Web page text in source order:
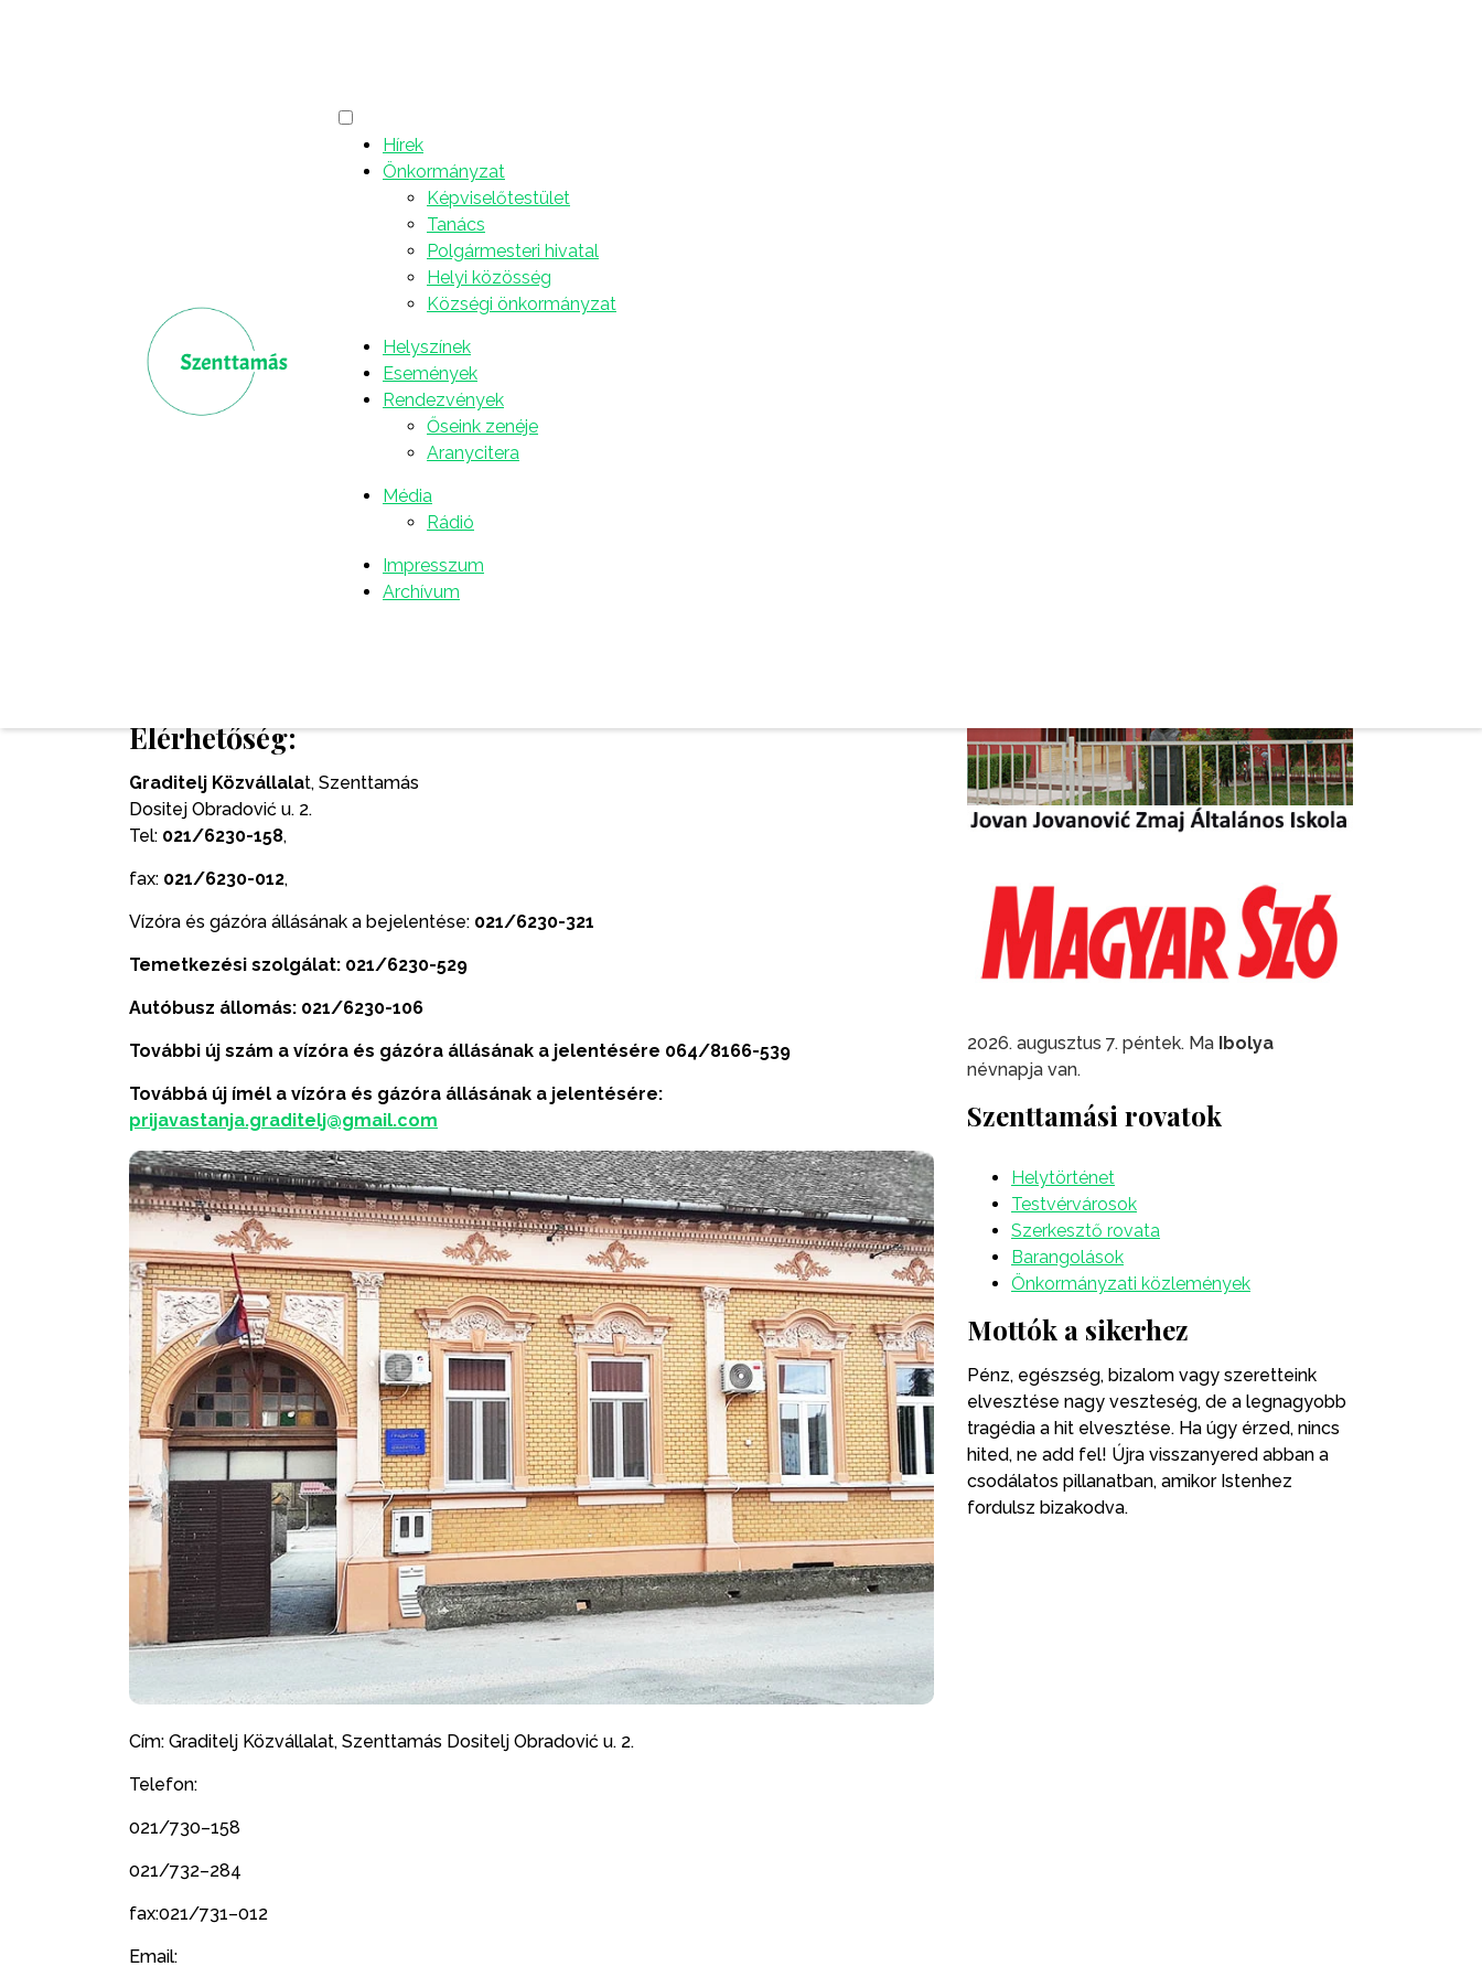
Hírek
Önkormányzat
Képviselőtestület
Tanács
Polgármesteri hivatal
Helyi közösség
Községi önkormányzat
Helyszínek
Események
Rendezvények
Őseink zenéje
Aranycitera
Média
Rádió
Impresszum
Archívum
A szenttamási Graditelj Kommunális Vállalatot a községi képviselő testület alapította 1965.
november 22-én. Elsődleges célja a kommunális tevékenységek mellett a településen lévő
épületek felújítása és karbantartása volt. Idővel az építkezéssel megbízott egység kivált a
vállalatból, és önálló egységként működött tovább, a Graditelj pedig kizárólag a kommunális
munkákkal foglalkozott, többek között a lakosság ivóvízzel való ellátásával, a távfűtéssel, a
szemétkihordással stb.
Az 1980-as évek végétől a mai napig a vállalat tevékenységi körének terjedelme miatt
közvállalattá alakult át. A fentebb említett tevékenységi körökön kívül a temetkezési szolgálat, a
város tisztántartása, a higiéniai szolgáltatások, a piaci- és vásárral kapcsolatos szolgáltatások, a
település zöldövezeteinek a karbantartása, továbbá a városközi buszállomás működtetése
mellett a vállalat az ivóvíz- és a földgáz elosztásával, továbbá ezen hálózatok karbantartásával
is foglalkozik. A cég az utóbbiak mellett a szenttamási távfűtési hálózat, a buszállomás és a
temetkezési kápolna kiépítéséhez is jelentősen hozzájárult.
A Graditelj Közvállalatnak munkaegységei:
– általános, jogi és pénzügyi osztály,
Elérhetőség:
Graditelj Közvállalat, Szenttamás
Dositej Obradović u. 2.
Tel: 021/6230-158,
fax: 021/6230-012,
Vízóra és gázóra állásának a bejelentése: 021/6230-321
Temetkezési szolgálat: 021/6230-529
Autóbusz állomás: 021/6230-106
További új szám a vízóra és gázóra állásának a jelentésére 064/8166-539
Továbbá új ímél a vízóra és gázóra állásának a jelentésére:
prijavastanja.graditelj@gmail.com
Cím: Graditelj Közvállalat, Szenttamás Dositelj Obradović u. 2.
Telefon:
021/730–158
021/732–284
fax:021/731–012
Email:
2026. augusztus 7. péntek. Ma Ibolya
névnapja van.
Szenttamási rovatok
Helytörténet
Testvérvárosok
Szerkesztő rovata
Barangolások
Önkormányzati közlemények
Mottók a sikerhez
Pénz, egészség, bizalom vagy szeretteink
elvesztése nagy veszteség, de a legnagyobb
tragédia a hit elvesztése. Ha úgy érzed, nincs
hited, ne add fel! Újra visszanyered abban a
csodálatos pillanatban, amikor Istenhez
fordulsz bizakodva.